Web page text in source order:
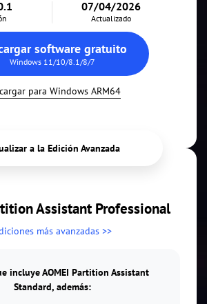
07/04/2026
Actualizado
software gratuito
Windows 11/10/8.1/8/7
para Windows ARM64
a la Edición Avanzada
Assistant Professional
más avanzadas >>
incluye AOMEI Partition Assistant
Standard, además: